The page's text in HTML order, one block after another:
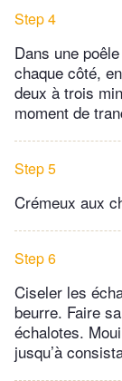
Step 4
Dans une
chaque côté,
deux à trois
moment de
Step 5
Crémeux aux
Step 6
Ciseler les
beurre. Faire
échalotes.
jusqu’à